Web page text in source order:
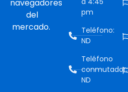
navegadores
del
mercado.
pm
Teléfono:
ND
Teléfono
conmutador:
ND